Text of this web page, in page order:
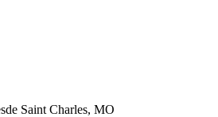
Saint Charles, MO